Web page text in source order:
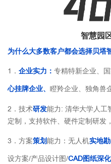
智慧园
为什么大多数客户都会选择贝塔
1． 企业实力： 专精特新企业、国
心挂牌企业、 瞪羚企业、独角兽
2．技术研发能力: 清华大学人工
定制，支持软件、硬件定制研发
3．方案策划能力：无人机实地
设方案/产品设计图/CAD图纸深化